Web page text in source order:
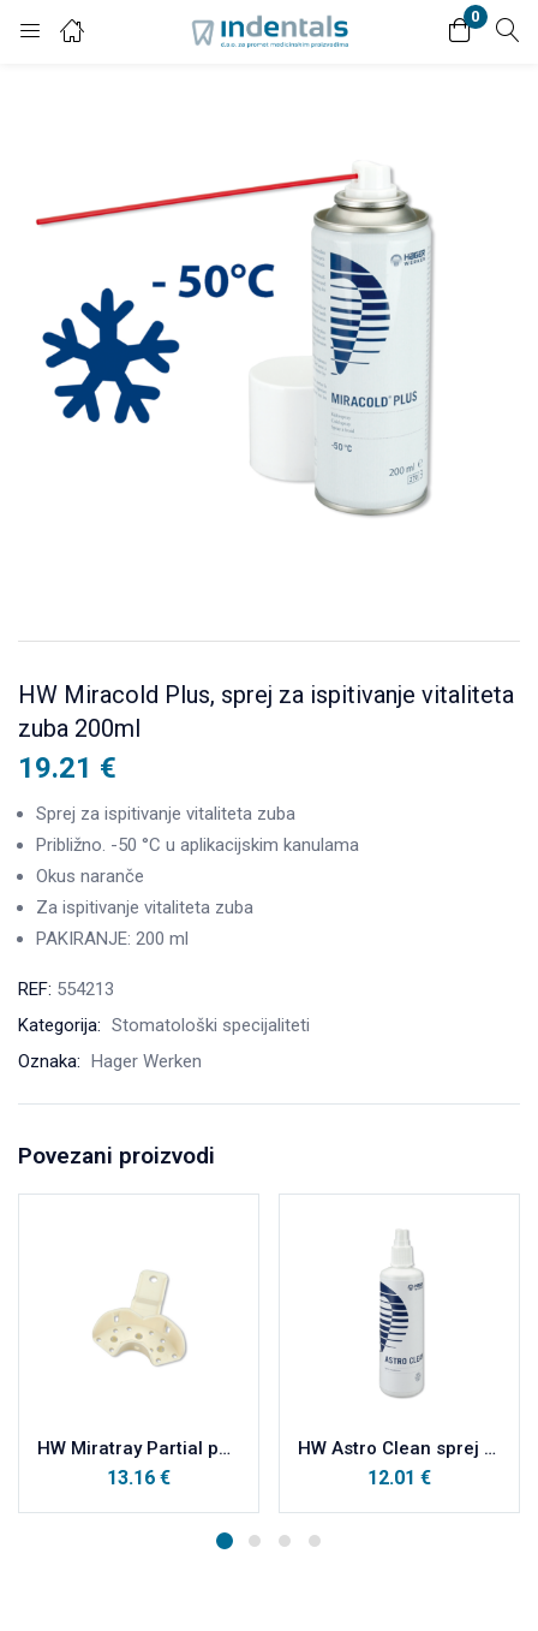
0
Login
Remember me Lost password?
HW Miracold Plus, sprej za ispitivanje vitaliteta
zuba 200ml
19.21 €
Sprej za ispitivanje vitaliteta zuba
Približno. -50 °C u aplikacijskim kanulama
Okus naranče
Za ispitivanje vitaliteta zuba
PAKIRANJE: 200 ml
REF: 554213
Kategorija: Stomatološki specijaliteti
Oznaka: Hager Werken
Povezani proizvodi
HW Miratray Partial parcijalne plastične otisne žlice vrećica, PM sredina a12
13.16 €
HW Astro Clean sprej za dezinfekciju 250ml
12.01 €